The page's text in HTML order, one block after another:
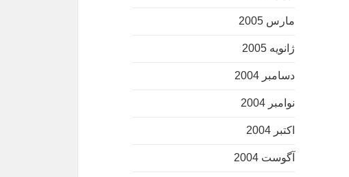
مارس 2005
ژانویه 2005
دسامبر 2004
نوامبر 2004
اکتبر 2004
آگوست 2004